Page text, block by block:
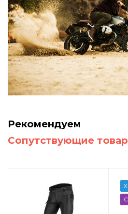
Рекомендуем
Сопутствующие